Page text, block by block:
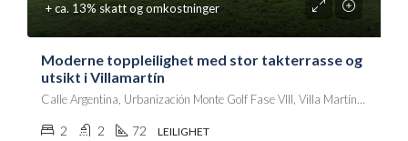
+ ca. 13% skatt og omkostninger
Moderne toppleilighet med stor takterrasse og
utsikt i Villamartín
Calle Argentina, Urbanización Monte Golf Fase VIII, Villa Martín, Orihuela, el Baix Segura / La Vega Baja, Alacant / Alicante, Comunitat Valenciana, 03189, España
2 2 72 LEILIGHET